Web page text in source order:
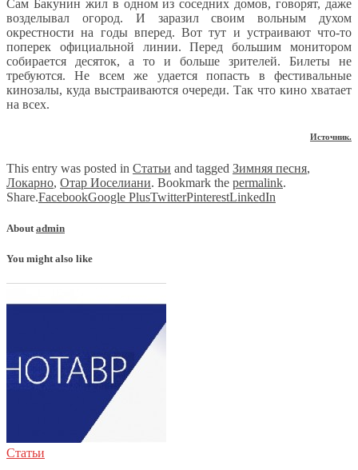
Сам Бакунин жил в одном из соседних домов, говорят, даже
возделывал огород. И заразил своим вольным духом
окрестности на годы вперед. Вот тут и устраивают что-то
поперек официальной линии. Перед большим монитором
собирается десяток, а то и больше зрителей. Билеты не
требуются. Не всем же удается попасть в фестивальные
кинозалы, куда выстраиваются очереди. Так что кино хватает
на всех.
Источник.
This entry was posted in Статьи and tagged Зимняя песня,
Локарно, Отар Иоселиани. Bookmark the permalink.
Share.FacebookGoogle PlusTwitterPinterestLinkedIn
About admin
You might also like
Статьи